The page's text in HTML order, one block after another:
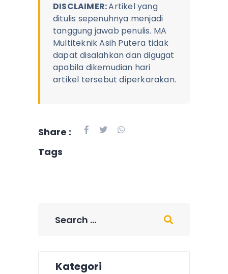
DISCLAIMER:Artikel yang
ditulis sepenuhnya menjadi
tanggung jawab penulis. MA
Multiteknik Asih Putera tidak
dapat disalahkan dan digugat
apabila dikemudian hari
artikel tersebut diperkarakan.
Share :
Tags
Kategori